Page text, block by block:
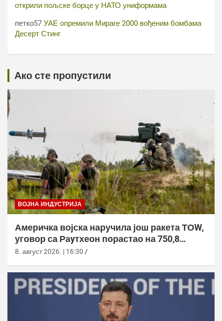
открили пољске борце у НАТО униформама
петко57 УАЕ опремили Мираге 2000 вођеним бомбама
Десерт Стинг
Ако сте пропустили
ВОЈНА ИНДУСТРИЈА
Америчка војска наручила још ракета ТОW,
уговор са Раyтхеон порастао на 750,8
милиона долара
8. август 2026. | 16:30